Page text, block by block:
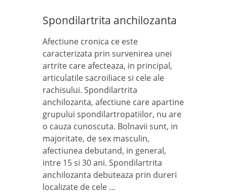
Spondilartrita anchilozanta
Afectiune cronica ce este
caracterizata prin survenirea unei
artrite care afecteaza, in principal,
articulatile sacroiliace si cele ale
rachisului. Spondilartrita
anchilozanta, afectiune care apartine
grupului spondilartropatiilor, nu are
o cauza cunoscuta. Bolnavii sunt, in
majoritate, de sex masculin,
afectiunea debutand, in general,
intre 15 si 30 ani. Spondilartrita
anchilozanta debuteaza prin dureri
localizate de cele …